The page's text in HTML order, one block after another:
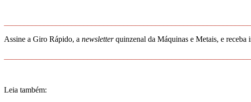
Assine a Giro Rápido, a newsletterquinzenal da Máquinas e Metais, e receba
Leia também: